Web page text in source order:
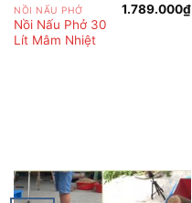
NỒI NẤU PHỞ
Nồi Nấu Phở 30
Lít Mâm Nhiệt
1.789.000₫